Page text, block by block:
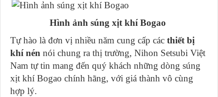
Hình ảnh súng xịt khí Bogao
Tự hào là đơn vị nhiều năm cung cấp các thiết bị
khí nén nói chung ra thị trường, Nihon Setsubi Việt
Nam tự tin mang đến quý khách những dòng súng
xịt khí Bogao chính hãng, với giá thành vô cùng
hợp lý.